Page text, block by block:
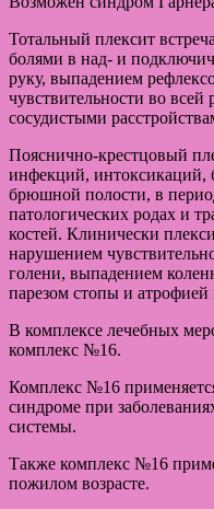
Тотальный плексит
болями в над- и
руку, выпадением
чувствительности во
сосудистыми
Пояснично-крестцовый
инфекций, интоксикаций,
брюшной полости, в
патологических родах и
костей. Клинически
нарушением
голени, выпадением
парезом стопы и
В комплексе лечебных
комплекс №16.
Комплекс №16
синдроме при
системы.
Также комплекс №16
пожилом возрасте.